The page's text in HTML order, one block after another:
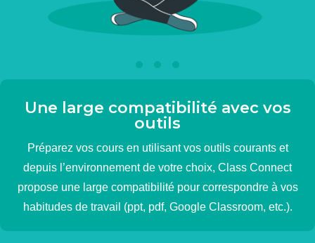
Une large compatibilité avec vos
outils
Préparez vos cours en utilisant vos outils courants et
depuis l’environnement de votre choix, Class Connect
propose une large compatibilité pour correspondre à vos
habitudes de travail (ppt, pdf, Google Classroom, etc.).